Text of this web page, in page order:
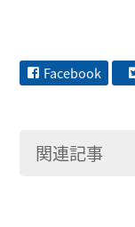
Facebook
関連記事